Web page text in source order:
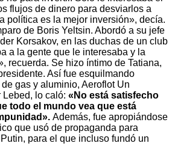
flujos de dinero para desviarlos a
política es la mejor inversión», decía.
de Boris Yeltsin. Abordó a su jefe
Korsakov, en las duchas de un club
a la gente que le interesaba y la
recuerda. Se hizo íntimo de Tatiana,
Así fue esquilmando
gas y aluminio, Aeroflot Un
lo caló: «No está satisfecho
todo el mundo vea que está
Además, fue apropiándose
que usó de propaganda para
para el que incluso fundó un